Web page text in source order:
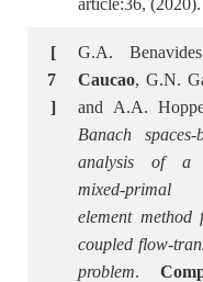
article:36, (2020).
[
7
]
G.A.
Caucao, G.N.
and A.A.
Banach spaces-
analysis of a
mixed-primal
element method
coupled flow-
problem.